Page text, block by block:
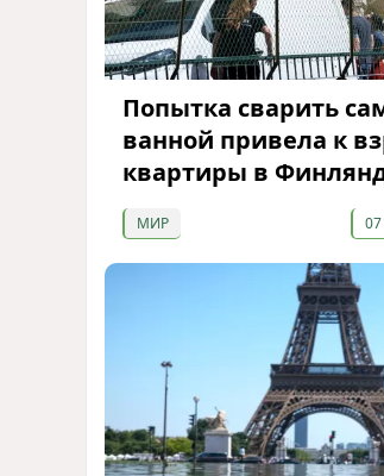
Попытка сварить
ванной привела к
квартиры в
МИР